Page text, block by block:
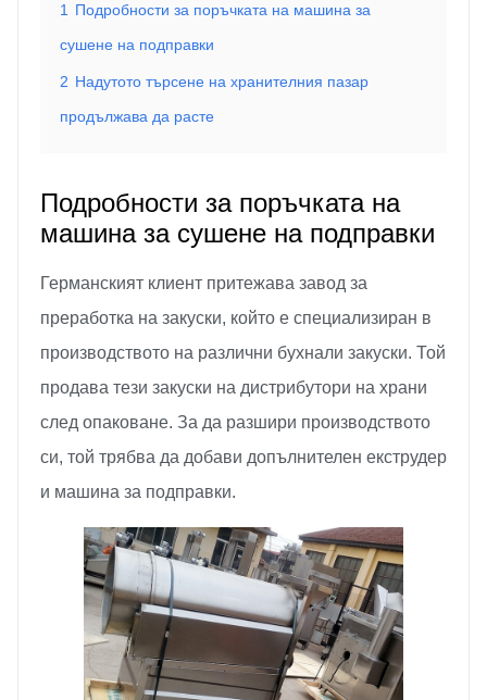
1 Подробности за поръчката на машина за
сушене на подправки
2 Надутото търсене на хранителния пазар
продължава да расте
Подробности за поръчката на
машина за сушене на подправки
Германският клиент притежава завод за
преработка на закуски, който е специализиран в
производството на различни бухнали закуски. Той
продава тези закуски на дистрибутори на храни
след опаковане. За да разшири производството
си, той трябва да добави допълнителен екструдер
и машина за подправки.